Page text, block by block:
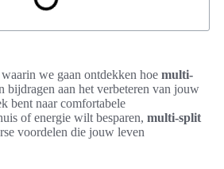
we gaan ontdekken hoe multi-
bijdragen aan het verbeteren van jouw
bent naar comfortabele
of energie wilt besparen, multi-split
voordelen die jouw leven